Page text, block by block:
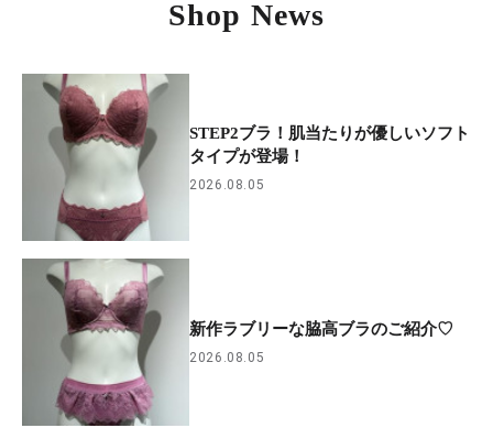
Shop News
STEP2ブラ！肌当たりが優しいソフト
タイプが登場！
2026.08.05
新作ラブリーな脇高ブラのご紹介♡
2026.08.05